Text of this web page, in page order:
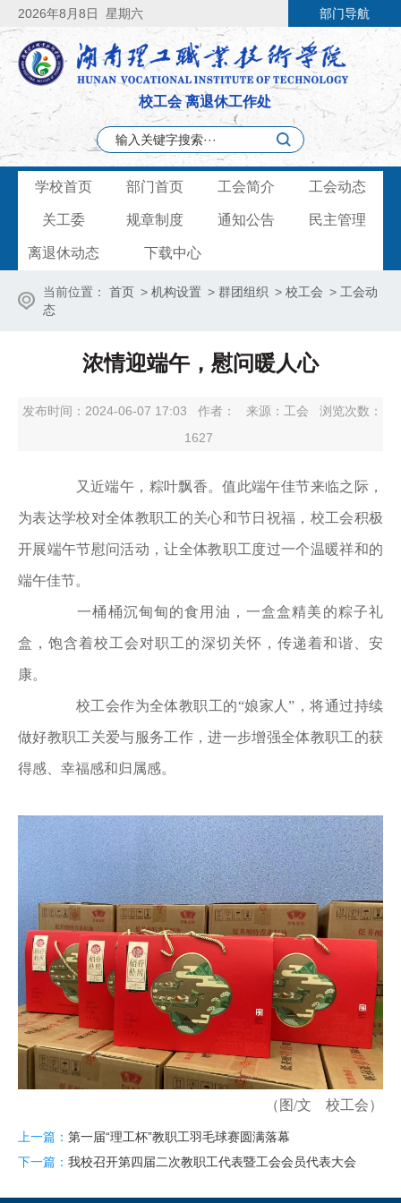
2026年8月8日 星期六 部门导航
校工会 离退休工作处
学校首页 部门首页 工会简介 工会动态
关工委 规章制度 通知公告 民主管理
离退休动态 下载中心
当前位置： 首页 > 机构设置 > 群团组织 > 校工会 > 工会动
态
浓情迎端午，慰问暖人心
发布时间：2024-06-07 17:03 作者： 来源：工会
浏览次数：
1627
又近端午，粽叶飘香。值此端午佳节来临之际，
为表达学校对全体教职工的关心和节日祝福，校工会积极
开展端午节慰问活动，让全体教职工度过一个温暖祥和的
端午佳节。
一桶桶沉甸甸的食用油，一盒盒精美的粽子礼
盒，饱含着校工会对职工的深切关怀，传递着和谐、安
康。
校工会作为全体教职工的“娘家人”，将通过持续
做好教职工关爱与服务工作，进一步增强全体教职工的获
得感、幸福感和归属感。
（图/文 校工会）
上一篇： 第一届“理工杯”教职工羽毛球赛圆满落幕
下一篇： 我校召开第四届二次教职工代表暨工会会员代表大会